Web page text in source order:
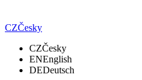
CZČesky
CZČesky
ENEnglish
DEDeutsch